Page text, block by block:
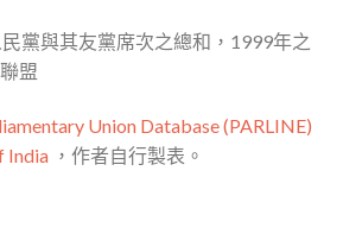
黨與其友黨席次之總和，1999年之
盟
Union Database (PARLINE)
India ，作者自行製表。